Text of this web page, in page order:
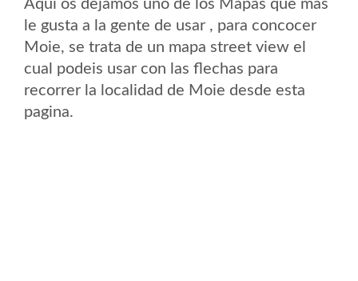
Aqui os dejamos uno de los Mapas que mas
le gusta a la gente de usar , para concocer
Moie, se trata de un mapa street view el
cual podeis usar con las flechas para
recorrer la localidad de Moie desde esta
pagina.